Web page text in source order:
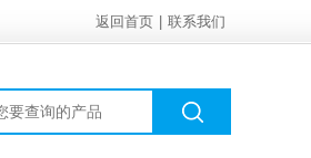
返回首页 联系我们